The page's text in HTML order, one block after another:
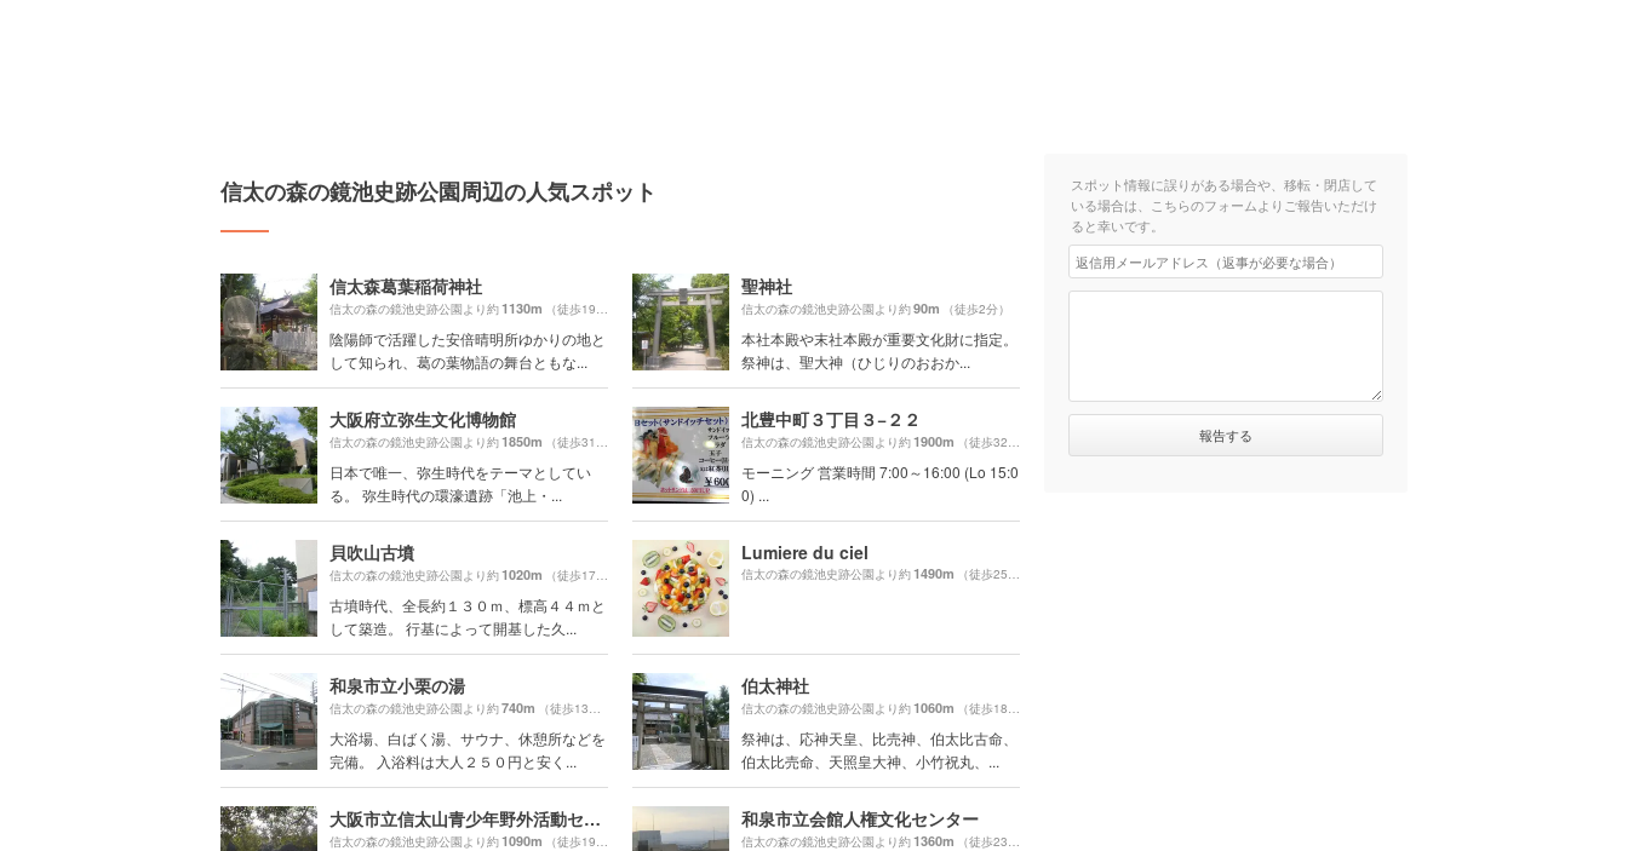
信太の森の鏡池史跡公園周辺の人気スポット
信太森葛葉稲荷神社
信太の森の鏡池史跡公園より約1130m （徒歩19分）
陰陽師で活躍した安倍晴明所ゆかりの地と
して知られ、葛の葉物語の舞台ともな...
聖神社
信太の森の鏡池史跡公園より約90m （徒歩2分）
本社本殿や末社本殿が重要文化財に指定。
祭神は、聖大神（ひじりのおおか...
大阪府立弥生文化博物館
信太の森の鏡池史跡公園より約1850m （徒歩31分）
日本で唯一、弥生時代をテーマとしてい
る。 弥生時代の環濠遺跡「池上・...
北豊中町３丁目３−２２
信太の森の鏡池史跡公園より約1900m （徒歩32分）
モーニング 営業時間 7:00～16:00 (Lo 15:0
0) ...
貝吹山古墳
信太の森の鏡池史跡公園より約1020m （徒歩17分）
古墳時代、全長約１３０ｍ、標高４４ｍと
して築造。 行基によって開基した久...
Lumiere du ciel
信太の森の鏡池史跡公園より約1490m （徒歩25分）
和泉市立小栗の湯
信太の森の鏡池史跡公園より約740m （徒歩13分）
大浴場、白ばく湯、サウナ、休憩所などを
完備。 入浴料は大人２５０円と安く...
伯太神社
信太の森の鏡池史跡公園より約1060m （徒歩18分）
祭神は、応神天皇、比売神、伯太比古命、
伯太比売命、天照皇大神、小竹祝丸、...
大阪市立信太山青少年野外活動センター
信太の森の鏡池史跡公園より約1090m （徒歩19分）
和泉市立会館人権文化センター
信太の森の鏡池史跡公園より約1360m （徒歩23分）
スポット情報に誤りがある場合や、移転・閉店して
いる場合は、こちらのフォームよりご報告いただけ
ると幸いです。